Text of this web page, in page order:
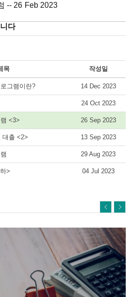
-- 26 Feb 2023
다
목 작성일
그램이란? 14 Dec 2023
24 Oct 2023
<3> 26 Sep 2023
대출 <2> 13 Sep 2023
29 Aug 2023
> 04 Jul 2023